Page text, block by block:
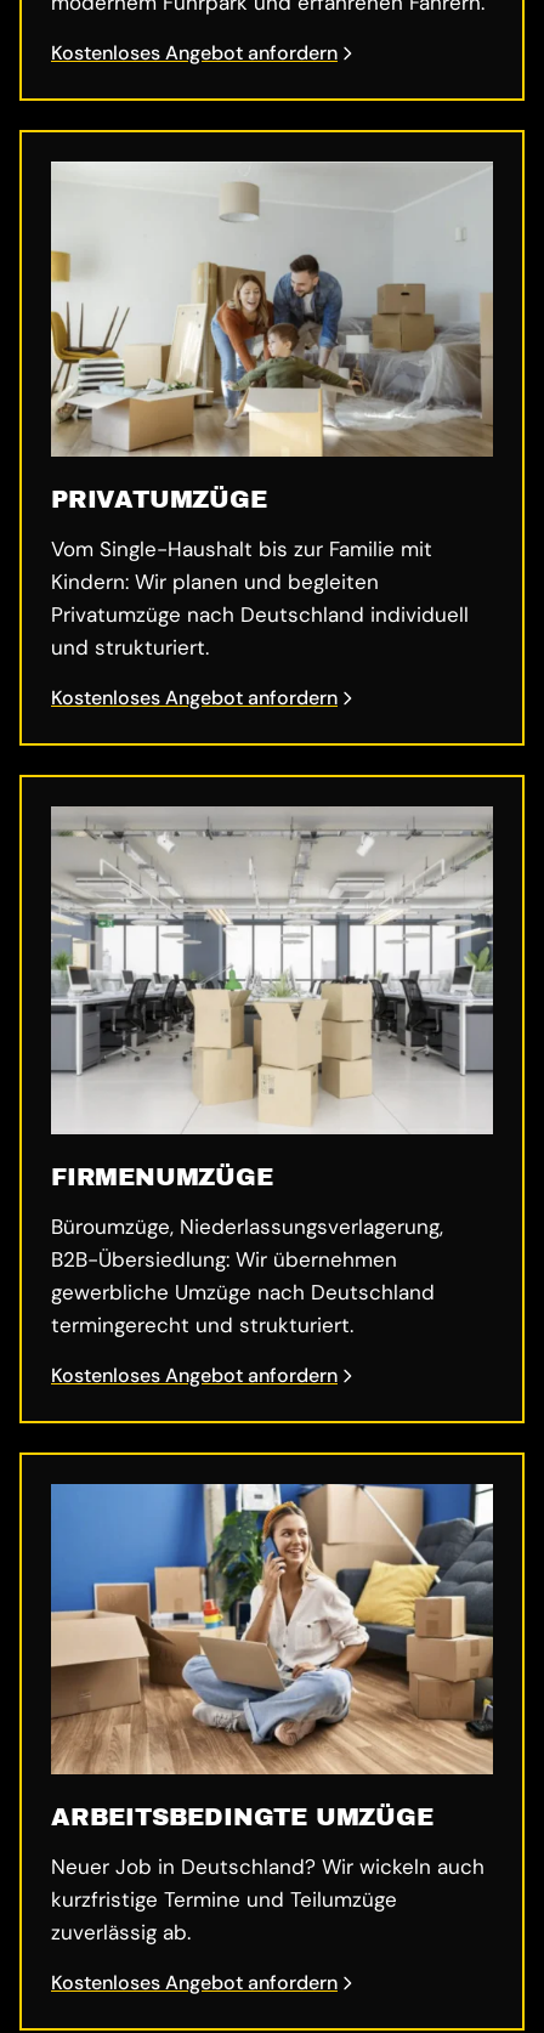
Kostenloses Angebot anfordern
PRIVATUMZÜGE
Vom Single-Haushalt bis zur Familie mit
Kindern: Wir planen und begleiten
Privatumzüge nach Deutschland individuell
und strukturiert.
Kostenloses Angebot anfordern
FIRMENUMZÜGE
Büroumzüge, Niederlassungsverlagerung,
B2B-Übersiedlung: Wir übernehmen
gewerbliche Umzüge nach Deutschland
termingerecht und strukturiert.
Kostenloses Angebot anfordern
ARBEITSBEDINGTE UMZÜGE
Neuer Job in Deutschland? Wir wickeln auch
kurzfristige Termine und Teilumzüge
zuverlässig ab.
Kostenloses Angebot anfordern